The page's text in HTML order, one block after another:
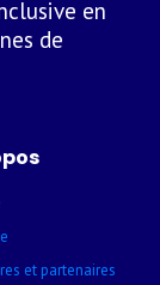
en
de
et parte­naires